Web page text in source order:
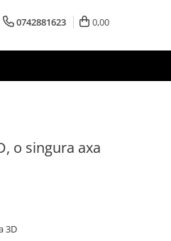
0742881623 0,00
o singura axa
3D